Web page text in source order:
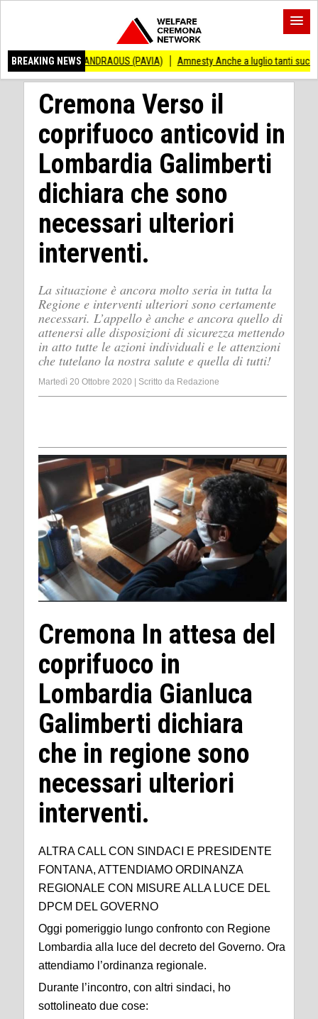
BREAKING NEWS
ANDRAOUS (PAVIA) Amnesty Anche a luglio tanti successi ed
Cremona Verso il
coprifuoco anticovid in
Lombardia Galimberti
dichiara che sono
necessari ulteriori
interventi.
La situazione è ancora molto seria in tutta la
Regione e interventi ulteriori sono certamente
necessari. L’appello è anche e ancora quello di
attenersi alle disposizioni di sicurezza mettendo
in atto tutte le azioni individuali e le attenzioni
che tutelano la nostra salute e quella di tutti!
Martedì 20 Ottobre 2020 Scritto da Redazione
Cremona In attesa del
coprifuoco in
Lombardia Gianluca
Galimberti dichiara
che in regione sono
necessari ulteriori
interventi.
ALTRA CALL CON SINDACI E PRESIDENTE
FONTANA, ATTENDIAMO ORDINANZA
REGIONALE CON MISURE ALLA LUCE DEL
DPCM DEL GOVERNO
Oggi pomeriggio lungo confronto con Regione
Lombardia alla luce del decreto del Governo. Ora
attendiamo l’ordinanza regionale.
Durante l’incontro, con altri sindaci, ho
sottolineato due cose: